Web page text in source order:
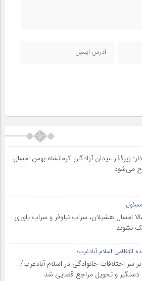
زیرگذر میدان آزادگان کرمانشاه بهمن امسال
می‌شود
امسال هشیلان، سراب نیلوفر و سراب یاوری
نشوند
انتظامی اسلام آبادغرب؛
سر اختلافات خانوادگی در اسلام آبادغرب/
دستگیر و تحویل مراجع قضایی شد